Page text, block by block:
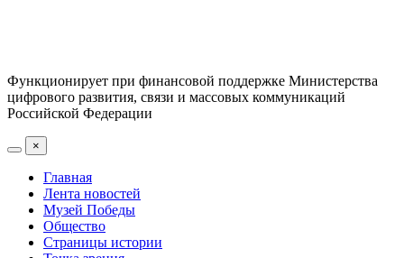
Функционирует при финансовой поддержке Министерства
цифрового развития, связи и массовых коммуникаций
Российской Федерации
×
Главная
Лента новостей
Музей Победы
Общество
Страницы истории